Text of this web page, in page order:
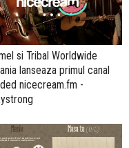
si Tribal Worldwide
lanseaza primul canal
nicecream.fm -